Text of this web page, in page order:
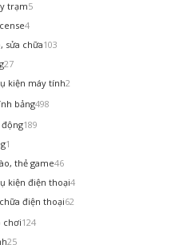
trạm5
4
sửa chữa103
27
kiện máy tính2
bảng498
189
1
thẻ game46
kiện điện thoại4
điện thoại62
chơi124
25